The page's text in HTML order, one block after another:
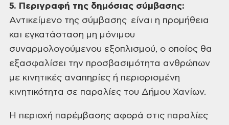
5. Περιγραφή της δημόσιας σύμβασης:
Αντικείμενο της σύμβασης είναι η προμήθεια
και εγκατάσταση μη μόνιμου
συναρμολογούμενου εξοπλισμού, ο οποίος θα
εξασφαλίσει την προσβασιμότητα ανθρώπων
με κινητικές αναπηρίες ή περιορισμένη
κινητικότητα σε παραλίες του Δήμου Χανίων.
Η περιοχή παρέμβασης αφορά στις παραλίες